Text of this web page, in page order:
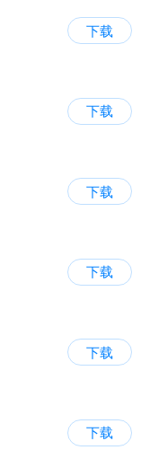
下载
下载
下载
下载
下载
下载